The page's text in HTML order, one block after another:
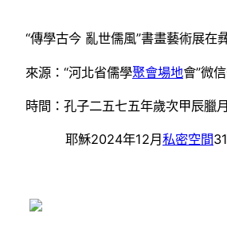
“傳學古今 亂世儒風”書畫藝術展在
來源：“河北省儒學聚會場地會”微
時間：孔子二五七五年歲次甲辰臘
耶穌2024年12月 私密空間